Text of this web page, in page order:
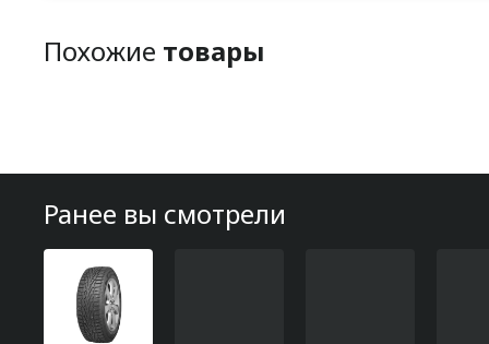
Похожие товары
Ранее вы смотрели